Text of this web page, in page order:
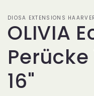
DIOSA EXTENSIONS
OLIVIA
Perücke
16"